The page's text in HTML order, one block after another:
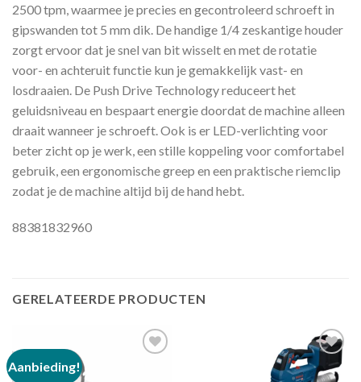
2500 tpm, waarmee je precies en gecontroleerd schroeft in
gipswanden tot 5 mm dik. De handige 1/4 zeskantige houder
zorgt ervoor dat je snel van bit wisselt en met de rotatie
voor- en achteruit functie kun je gemakkelijk vast- en
losdraaien. De Push Drive Technology reduceert het
geluidsniveau en bespaart energie doordat de machine alleen
draait wanneer je schroeft. Ook is er LED-verlichting voor
beter zicht op je werk, een stille koppeling voor comfortabel
gebruik, een ergonomische greep en een praktische riemclip
zodat je de machine altijd bij de hand hebt.
88381832960
GERELATEERDE PRODUCTEN
Aanbieding!